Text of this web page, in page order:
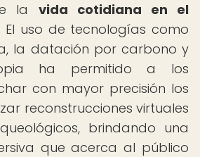
la vida cotidiana en el
El uso de tecnologías como
la datación por carbono y
ha permitido a los
con mayor precisión los
reconstrucciones virtuales
brindando una
que acerca al público